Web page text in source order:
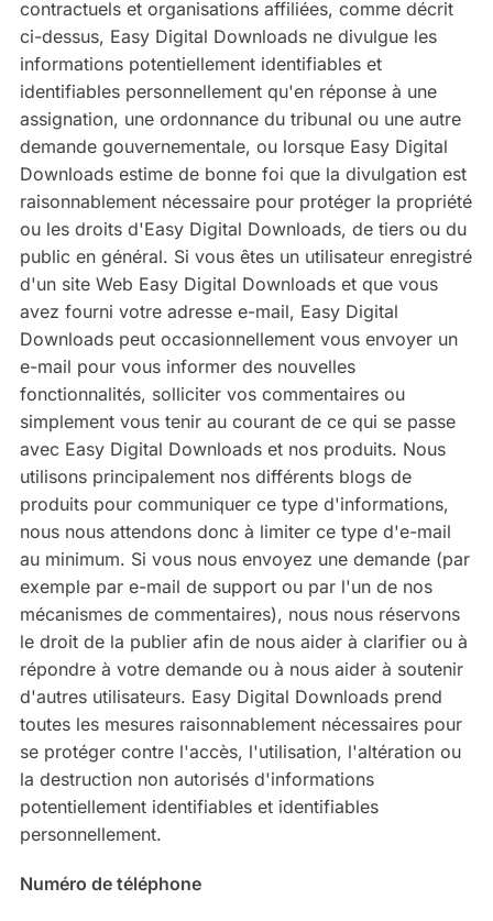
contractuels et organisations affiliées, comme décrit
ci-dessus, Easy Digital Downloads ne divulgue les
informations potentiellement identifiables et
identifiables personnellement qu'en réponse à une
assignation, une ordonnance du tribunal ou une autre
demande gouvernementale, ou lorsque Easy Digital
Downloads estime de bonne foi que la divulgation est
raisonnablement nécessaire pour protéger la propriété
ou les droits d'Easy Digital Downloads, de tiers ou du
public en général. Si vous êtes un utilisateur enregistré
d'un site Web Easy Digital Downloads et que vous
avez fourni votre adresse e-mail, Easy Digital
Downloads peut occasionnellement vous envoyer un
e-mail pour vous informer des nouvelles
fonctionnalités, solliciter vos commentaires ou
simplement vous tenir au courant de ce qui se passe
avec Easy Digital Downloads et nos produits. Nous
utilisons principalement nos différents blogs de
produits pour communiquer ce type d'informations,
nous nous attendons donc à limiter ce type d'e-mail
au minimum. Si vous nous envoyez une demande (par
exemple par e-mail de support ou par l'un de nos
mécanismes de commentaires), nous nous réservons
le droit de la publier afin de nous aider à clarifier ou à
répondre à votre demande ou à nous aider à soutenir
d'autres utilisateurs. Easy Digital Downloads prend
toutes les mesures raisonnablement nécessaires pour
se protéger contre l'accès, l'utilisation, l'altération ou
la destruction non autorisés d'informations
potentiellement identifiables et identifiables
personnellement.
Numéro de téléphone